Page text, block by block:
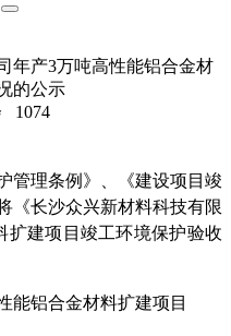
年产3万吨高性能铝合金材
的公示
1074
管理条例》
《建设项目竣
《长沙众兴新材料科技有限
扩建项目 竣工环境保护验收
能铝合金材料扩建项目